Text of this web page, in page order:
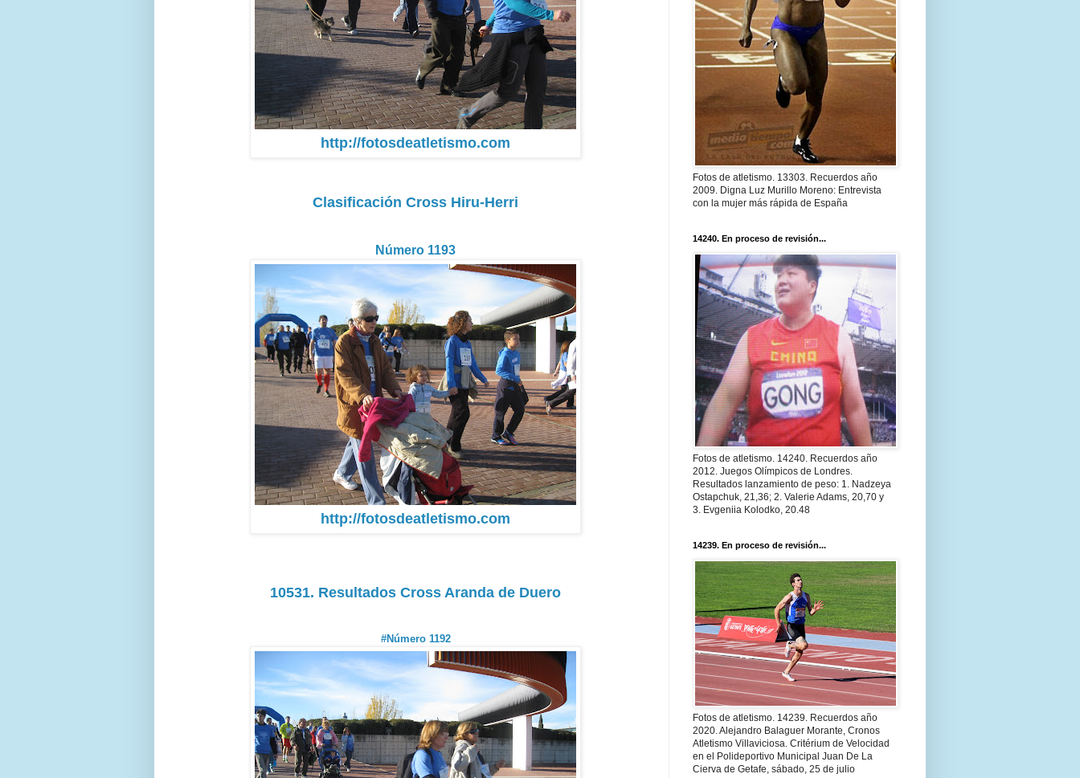
http://fotosdeatletismo.com
Clasificación Cross Hiru-Herri
Número 1193
http://fotosdeatletismo.com
10531. Resultados Cross Aranda de Duero
#Número 1192
Fotos de atletismo. 13303. Recuerdos año
2009. Digna Luz Murillo Moreno: Entrevista
con la mujer más rápida de España
14240. En proceso de revisión...
Fotos de atletismo. 14240. Recuerdos año
2012. Juegos Olímpicos de Londres.
Resultados lanzamiento de peso: 1. Nadzeya
Ostapchuk, 21,36; 2. Valerie Adams, 20,70 y
3. Evgeniia Kolodko, 20.48
14239. En proceso de revisión...
Fotos de atletismo. 14239. Recuerdos año
2020. Alejandro Balaguer Morante, Cronos
Atletismo Villaviciosa. Critérium de Velocidad
en el Polideportivo Municipal Juan De La
Cierva de Getafe, sábado, 25 de julio